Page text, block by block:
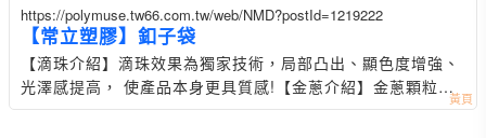
https://polymuse.tw66.com.tw/web/NMD?postId=1219222
【常立塑膠】釦子袋
【滴珠介紹】滴珠效果為獨家技術，局部凸出、顯色度增強、
光澤感提高， 使產品本身更具質感! 【金蔥介紹】金蔥顆粒在
不同角度上會